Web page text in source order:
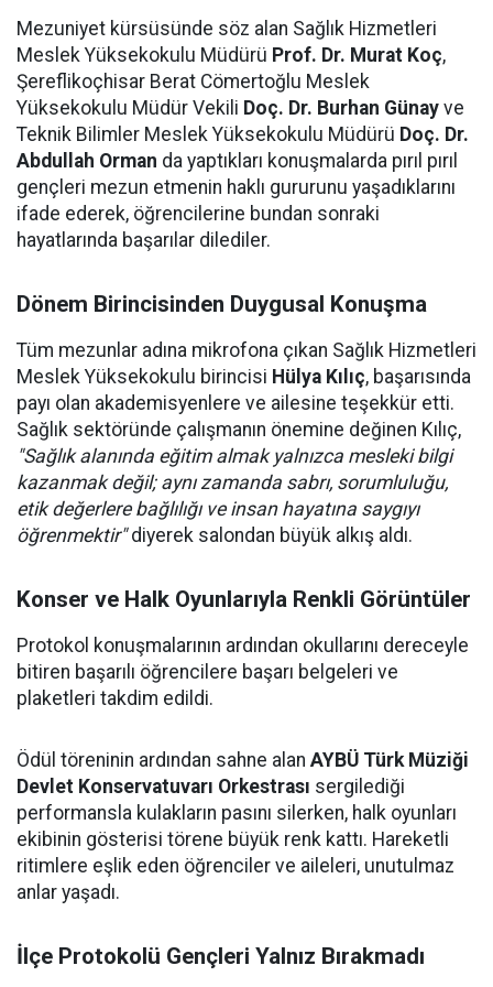
Mezuniyet kürsüsünde söz alan Sağlık Hizmetleri
Meslek Yüksekokulu Müdürü Prof. Dr. Murat Koç,
Şereflikoçhisar Berat Cömertoğlu Meslek
Yüksekokulu Müdür Vekili Doç. Dr. Burhan Günay ve
Teknik Bilimler Meslek Yüksekokulu Müdürü Doç. Dr.
Abdullah Orman da yaptıkları konuşmalarda pırıl pırıl
gençleri mezun etmenin haklı gururunu yaşadıklarını
ifade ederek, öğrencilerine bundan sonraki
hayatlarında başarılar dilediler.
Dönem Birincisinden Duygusal Konuşma
Tüm mezunlar adına mikrofona çıkan Sağlık Hizmetleri
Meslek Yüksekokulu birincisi Hülya Kılıç, başarısında
payı olan akademisyenlere ve ailesine teşekkür etti.
Sağlık sektöründe çalışmanın önemine değinen Kılıç,
"Sağlık alanında eğitim almak yalnızca mesleki bilgi
kazanmak değil; aynı zamanda sabrı, sorumluluğu,
etik değerlere bağlılığı ve insan hayatına saygıyı
öğrenmektir"diyerek salondan büyük alkış aldı.
Konser ve Halk Oyunlarıyla Renkli Görüntüler
Protokol konuşmalarının ardından okullarını dereceyle
bitiren başarılı öğrencilere başarı belgeleri ve
plaketleri takdim edildi.
Ödül töreninin ardından sahne alan AYBÜ Türk Müziği
Devlet Konservatuvarı Orkestrası sergilediği
performansla kulakların pasını silerken, halk oyunları
ekibinin gösterisi törene büyük renk kattı. Hareketli
ritimlere eşlik eden öğrenciler ve aileleri, unutulmaz
anlar yaşadı.
İlçe Protokolü Gençleri Yalnız Bırakmadı